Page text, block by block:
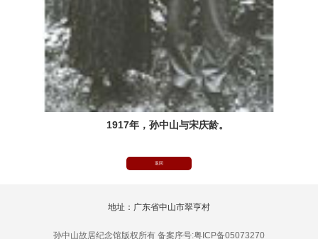
1917年，孙中山与宋庆龄。
返回
地址：广东省中山市翠亨村
孙中山故居纪念馆版权所有 备案序号:粤ICP备05073270